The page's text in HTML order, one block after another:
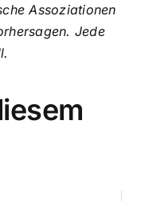
Assoziationen
Jede